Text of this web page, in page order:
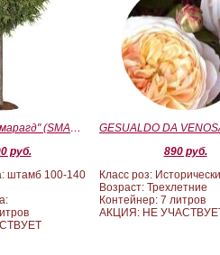
Туя западная "Смарагд" (SMARAGD) ШТАМБ 100-140
руб.
штамб 100-140
890 руб.
Класс роз:
Возраст: Трехлетние
Контейнер: 7 литров
АКЦИЯ: НЕ